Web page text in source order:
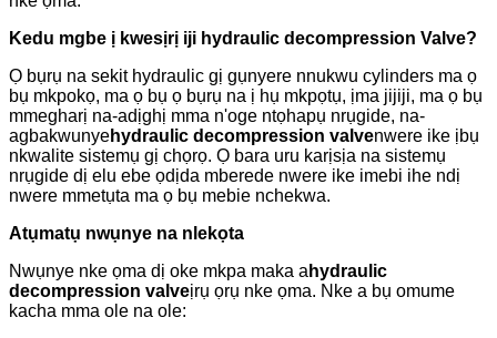
Kedu mgbe ị kwesịrị iji hydraulic decompression Valve?
Ọ bụrụ na sekit hydraulic gị gụnyere nnukwu cylinders ma ọ
bụ mkpokọ, ma ọ bụ ọ bụrụ na ị hụ mkpọtụ, ịma jijiji, ma ọ bụ
mmegharị na-adịghị mma n'oge ntọhapụ nrụgide, na-
agbakwunyehydraulic decompression valvenwere ike ịbụ
nkwalite sistemụ gị chọrọ. Ọ bara uru karịsịa na sistemụ
nrụgide dị elu ebe ọdịda mberede nwere ike imebi ihe ndị
nwere mmetụta ma ọ bụ mebie nchekwa.
Atụmatụ nwụnye na nlekọta
Nwụnye nke ọma dị oke mkpa maka a hydraulic
decompression valveịrụ ọrụ nke ọma. Nke a bụ omume
kacha mma ole na ole: